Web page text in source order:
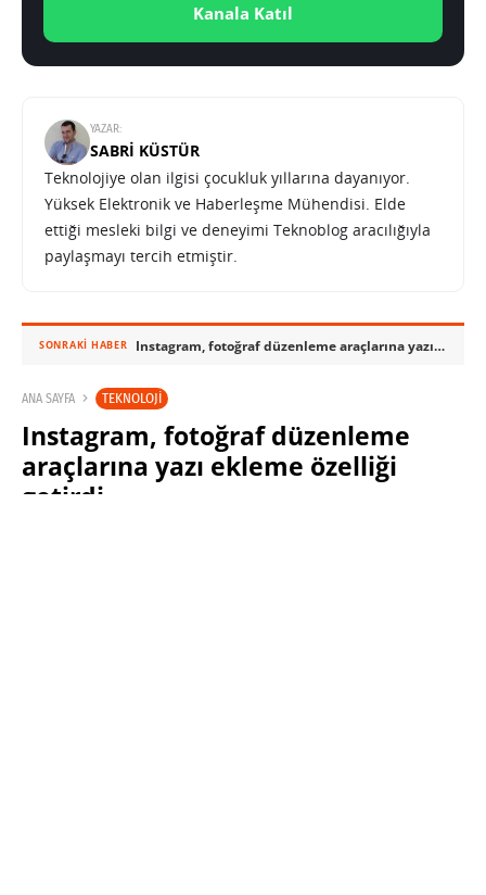
Kanala Katıl
YAZAR:
SABRI KÜSTÜR
Teknolojiye olan ilgisi çocukluk yıllarına dayanıyor.
Yüksek Elektronik ve Haberleşme Mühendisi. Elde
ettiği mesleki bilgi ve deneyimi Teknoblog aracılığıyla
paylaşmayı tercih etmiştir.
SONRAKI HABER Instagram, fotoğraf düzenleme araçlarına yazı ekleme özelliği getirdi
ANA SAYFA TEKNOLOJI
Instagram, fotoğraf düzenleme
araçlarına yazı ekleme özelliği
getirdi